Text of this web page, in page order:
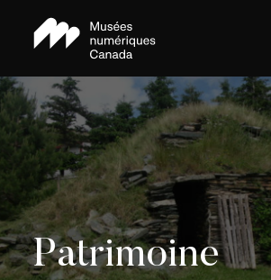
Patrimoine